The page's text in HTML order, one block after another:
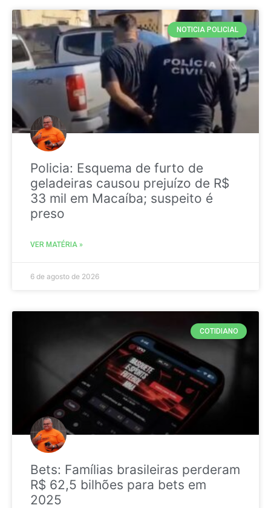
NOTICIA POLICIAL
Policia: Esquema de furto de
geladeiras causou prejuízo de R$
33 mil em Macaíba; suspeito é
preso
VER MATÉRIA »
6 de agosto de 2026
COTIDIANO
Bets: Famílias brasileiras perderam
R$ 62,5 bilhões para bets em
2025